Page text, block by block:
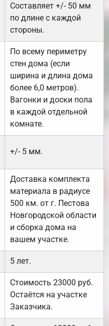
Составляет +/- 50 мм
по длине с каждой
стороны.
По всему периметру
стен дома (если
ширина и длина дома
более 6,0 метров).
Вагонки и доски пола
в каждой отдельной
комнате.
+/- 5 мм.
Доставка комплекта
материала в радиусе
500 км. от г. Пестова
Новгородской области
и сборка дома на
вашем участке.
5 лет.
Стоимость 23000 руб.
Остаётся на участке
Заказчика.